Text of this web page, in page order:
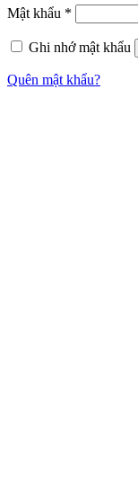
Mật khẩu *
Ghi nhớ mật khẩu
Quên mật khẩu?